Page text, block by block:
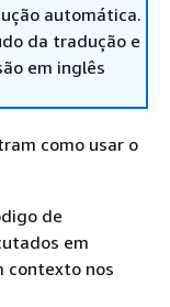
automática.
da tradução e
em inglês
como usar o
de
em
contexto nos